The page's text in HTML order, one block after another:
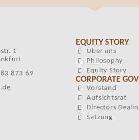
1
873 69
EQUITY STORY
Über uns
Philosophy
Equity Story
CORPORATE
Vorstand
Aufsichtsrat
Directors
Satzung